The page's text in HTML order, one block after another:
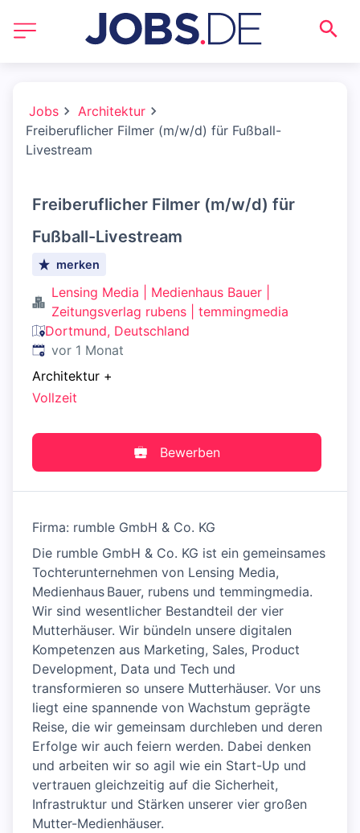
Jobs
Architektur
Freiberuflicher Filmer (m/w/d) für Fußball-
Livestream
Freiberuflicher Filmer (m/w/d) für
Fußball-Livestream
merken
Lensing Media | Medienhaus Bauer |
Zeitungsverlag rubens | temmingmedia
Dortmund, Deutschland
Veröffentlicht:
vor 1 Monat
Architektur +
Vollzeit
Bewerben
Firma: rumble GmbH & Co. KG
Die rumble GmbH & Co. KG ist ein gemeinsames
Tochterunternehmen von Lensing Media,
Medienhaus Bauer, rubens und temmingmedia.
Wir sind wesentlicher Bestandteil der vier
Mutterhäuser. Wir bündeln unsere digitalen
Kompetenzen aus Marketing, Sales, Product
Development, Data und Tech und
transformieren so unsere Mutterhäuser. Vor uns
liegt eine spannende von Wachstum geprägte
Reise, die wir gemeinsam durchleben und deren
Erfolge wir auch feiern werden. Dabei denken
und arbeiten wir so agil wie ein Start-Up und
vertrauen gleichzeitig auf die Sicherheit,
Infrastruktur und Stärken unserer vier großen
Mutter-Medienhäuser.